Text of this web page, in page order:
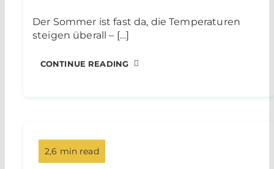
Der Sommer ist fast da, die Temperaturen
steigen überall – […]
CONTINUE READING
2,6 min read